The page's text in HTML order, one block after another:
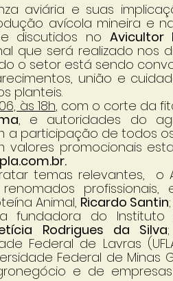
aviária e suas
avícola mineira e
discutidos no Avicultor
que será realizado nos
o setor está sendo
união e
planteis.
às 18h, com o corte da
, e autoridades do
a participação de todos
valores promocionais
temas relevantes,  o
profissionais,
Animal, Ricardo Santin
fundadora do Instituto
Rodrigues da Silva
Federal de Lavras
Federal de Minas
e de